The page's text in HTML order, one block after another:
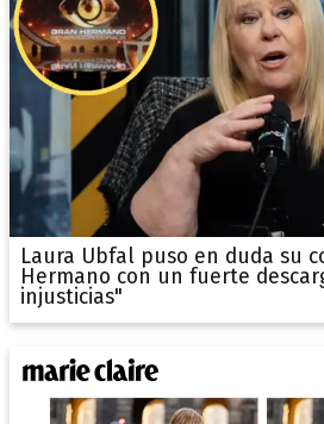
Laura Ubfal puso en duda su
Hermano con un fuerte
injusticias"